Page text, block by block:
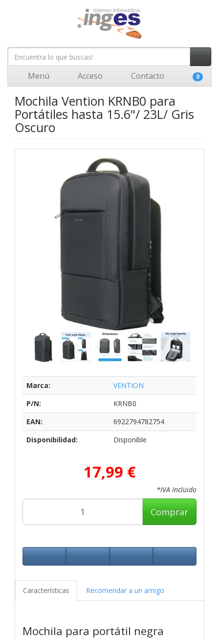
Menú Acceso Contacto 0
Mochila Vention KRNB0 para
Portátiles hasta 15.6"/ 23L/ Gris
Oscuro
Marca:
VENTION
P/N:
KRNB0
EAN:
6922794782754
Disponibilidad:
Disponible
17,99 €
*IVA Incluido
Comprar
Características Recomendar a un amigo
Mochila para portátil negra